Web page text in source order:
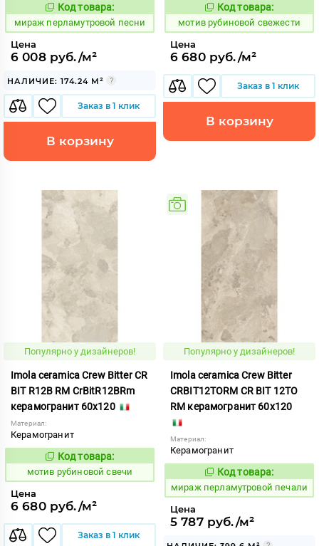
993319
Код товара:
мираж перламутровой песни
Цена
6 008 руб./м²
НАЛИЧИЕ: 174.24 М²
Заказ в 1 клик
В корзину
1041208
Код товара:
мотив рубиновой свежести
Цена
6 680 руб./м²
Заказ в 1 клик
В корзину
Популярно у дизайнеров!
Imola ceramica Crew Bitter CR
BIT R12B RM CrBitR12BRm
керамогранит 60x120
Материал:
Керамогранит
1041209
Код товара:
мотив рубиновой свечи
Цена
6 680 руб./м²
Заказ в 1 клик
Популярно у дизайнеров!
Imola ceramica Crew Bitter
CRBIT12TORM CR BIT 12TO
RM керамогранит 60x120
Материал:
Керамогранит
993320
Код товара:
мираж перламутровой печали
Цена
5 787 руб./м²